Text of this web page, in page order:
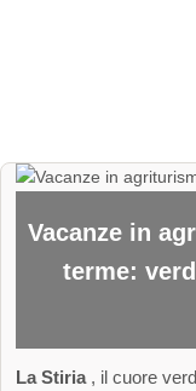
Vacanze in
terme:
La Stiria, il cuore